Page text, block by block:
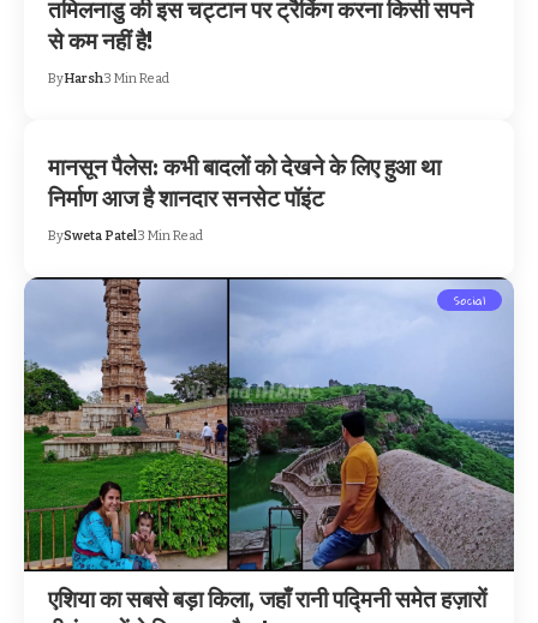
तमिलनाडु की इस चट्टान पर ट्रैकिंग करना किसी सपने
से कम नहीं है!
ByHarsh3 Min Read
मानसून पैलेस: कभी बादलों को देखने के लिए हुआ था
निर्माण आज है शानदार सनसेट पॉइंट
BySweta Patel3 Min Read
Social
एशिया का सबसे बड़ा किला, जहाँ रानी पद्मिनी समेत हज़ारों